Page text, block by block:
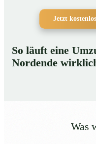
Jetzt
So läuft eine
Nordende
Was